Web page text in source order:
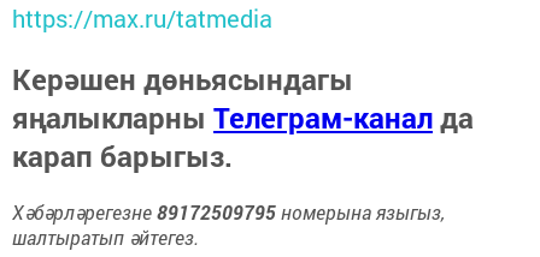
https://max.ru/tatmedia
Керәшен дөньясындагы
яңалыкларны Телеграм-каналда
карап барыгыз.
Хәбәрләрегезне89172509795номерына языгыз,
шалтыратып әйтегез.